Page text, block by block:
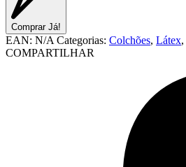
Comprar Já!
EAN: N/A Categorias: Colchões, Látex,
COMPARTILHAR